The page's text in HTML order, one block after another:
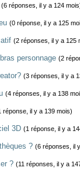
(6 réponses, il y a 124
(0 réponse, il y a 125
(2 réponses, il y a 125
personnage (2
(3 réponses, il y a
(4 réponses, il y a 138
réponse, il y a 139 mois)
3D (1 réponse, il y a
? (6 réponses, il
? (11 réponses, il y a